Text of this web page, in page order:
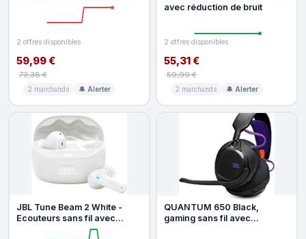
2 offres disponibles
59,99 €
73,38 €
2 marchands 🔔 Alerter
avec réduction de bruit
2 offres disponibles
55,31 €
59,99 €
2 marchands 🔔 Alerter
JBL Tune Beam 2 White -
Ecouteurs sans fil avec
reduction de bruit
QUANTUM 650 Black,
gaming sans fil avec